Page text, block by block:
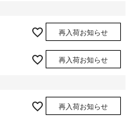
再入荷お知らせ
再入荷お知らせ
再入荷お知らせ